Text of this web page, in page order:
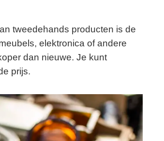
tweedehands producten is de
elektronica of andere
dan nieuwe. Je kunt
prijs.